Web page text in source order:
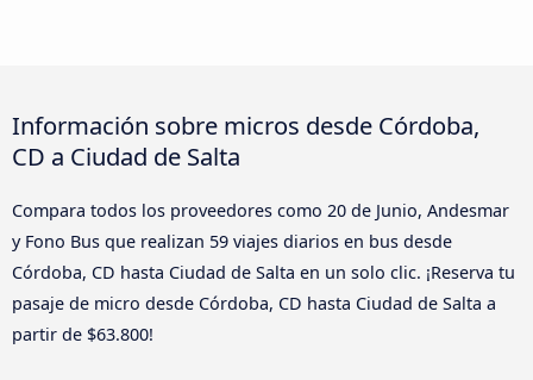
Información sobre micros desde Córdoba,
CD a Ciudad de Salta
Compara todos los proveedores como 20 de Junio, Andesmar
y Fono Bus que realizan 59 viajes diarios en bus desde
Córdoba, CD hasta Ciudad de Salta en un solo clic. ¡Reserva tu
pasaje de micro desde Córdoba, CD hasta Ciudad de Salta a
partir de $63.800!